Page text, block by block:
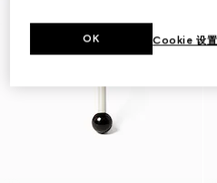
Cookie 设置
OK